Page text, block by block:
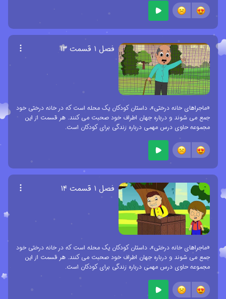
فصل ۱ قسمت ۱۳
«ماجراهای خانه درختی»، داستان کودکان یک محله است که در خانه درختی خود
جمع می شوند و درباره جهان اطراف خود صحبت می کنند. هر قسمت از این
مجموعه حاوی درس مهمی درباره زندگی برای کودکان است.
فصل ۱ قسمت ۱۴
«ماجراهای خانه درختی»، داستان کودکان یک محله است که در خانه درختی خود
جمع می شوند و درباره جهان اطراف خود صحبت می کنند. هر قسمت از این
مجموعه حاوی درس مهمی درباره زندگی برای کودکان است.